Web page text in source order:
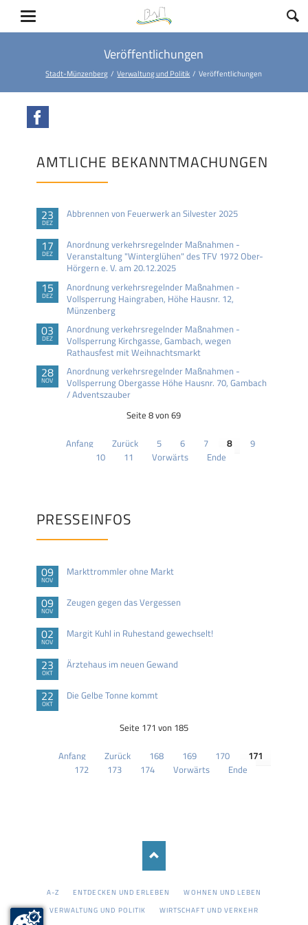
Veröffentlichungen
Stadt-Münzenberg Verwaltung und Politik Veröffentlichungen
AMTLICHE BEKANNTMACHUNGEN
23
DEZ
Abbrennen von Feuerwerk an Silvester 2025
17
DEZ
Anordnung verkehrsregelnder Maßnahmen -
Veranstaltung "Winterglühen" des TFV 1972 Ober-
Hörgern e. V. am 20.12.2025
15
DEZ
Anordnung verkehrsregelnder Maßnahmen -
Vollsperrung Haingraben, Höhe Hausnr. 12,
Münzenberg
03
DEZ
Anordnung verkehrsregelnder Maßnahmen -
Vollsperrung Kirchgasse, Gambach, wegen
Rathausfest mit Weihnachtsmarkt
28
NOV
Anordnung verkehrsregelnder Maßnahmen -
Vollsperrung Obergasse Höhe Hausnr. 70, Gambach
/ Adventszauber
Seite 8 von 69
Anfang Zurück 5 6 7 8
9
10
11 Vorwärts Ende
PRESSEINFOS
09
NOV
Markttrommler ohne Markt
09
NOV
Zeugen gegen das Vergessen
02
NOV
Margit Kuhl in Ruhestand gewechselt!
23
OKT
Ärztehaus im neuen Gewand
22
OKT
Die Gelbe Tonne kommt
Seite 171 von 185
Anfang Zurück 168 169 170
171
172
173 174 Vorwärts Ende
NAVIGATION
A-Z ENTDECKEN UND ERLEBEN
WOHNEN UND LEBEN
VERWALTUNG UND POLITIK
WIRTSCHAFT UND VERKEHR